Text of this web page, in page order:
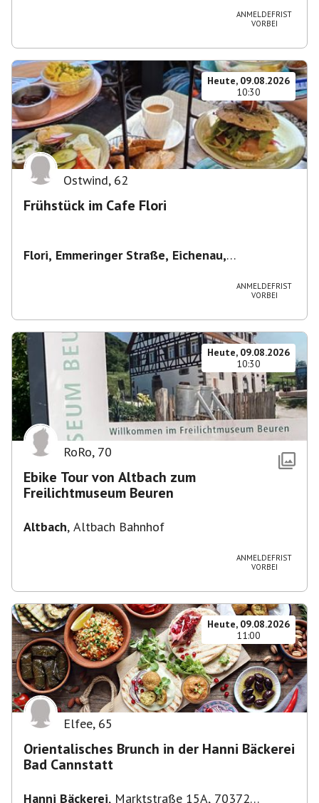
ANMELDEFRIST
VORBEI
Heute, 09.08.2026
10:30
Ostwind, 62
Frühstück im Cafe Flori
Flori, Emmeringer Straße, Eichenau,
ANMELDEFRIST
VORBEI
Heute, 09.08.2026
10:30
RoRo, 70
Ebike Tour von Altbach zum
Freilichtmuseum Beuren
Altbach, Altbach Bahnhof
ANMELDEFRIST
VORBEI
Heute, 09.08.2026
11:00
Elfee, 65
Orientalisches Brunch in der Hanni Bäckerei
Bad Cannstatt
Hanni Bäckerei, Marktstraße 15A, 70372